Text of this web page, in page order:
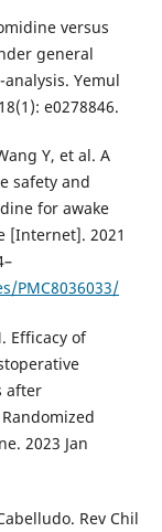
versus
general
Yemul
e0278846.
Y, et al. A
safety and
for awake
[Internet]. 2021
PMC8036033/
Efficacy of
after
2023 Jan
Rev Chil